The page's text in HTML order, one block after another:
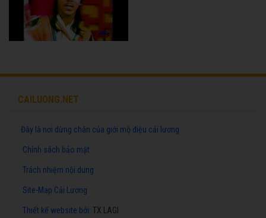
CAILUONG.NET
Đây là nơi dừng chân của giới mộ điệu cải lương
Chính sách bảo mật
Trách nhiệm nội dung
Site-Map Cải Lương
Thiết kế website bởi: TX LAGI